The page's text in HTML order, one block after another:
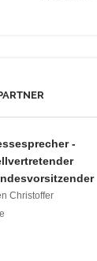
-
Christoffer